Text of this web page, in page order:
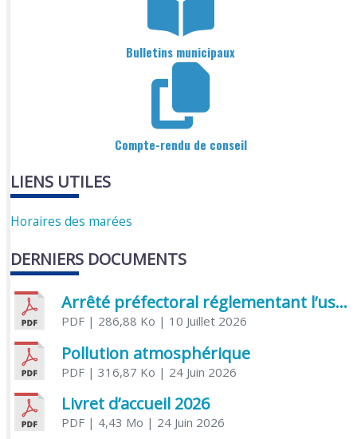
Bulletins municipaux
Compte-rendu de conseil
LIENS UTILES
Horaires des marées
DERNIERS DOCUMENTS
Arrêté préfectoral réglementant l’usage de l’eau
PDF| 286,88 Ko | 10 Juillet 2026
Pollution atmosphérique
PDF| 316,87 Ko | 24 Juin 2026
Livret d’accueil 2026
PDF| 4,43 Mo | 24 Juin 2026